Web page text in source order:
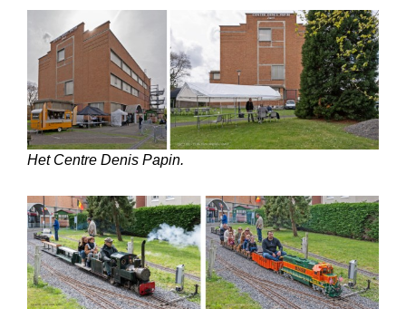
Het Centre Denis Papin.